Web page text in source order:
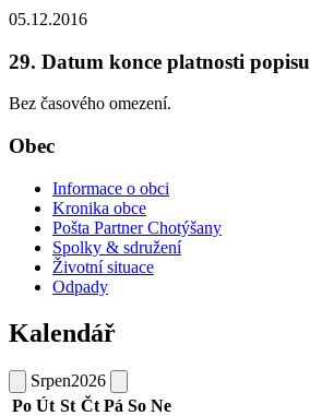
05.12.2016
29. Datum konce platnosti popisu
Bez časového omezení.
Obec
Informace o obci
Kronika obce
Pošta Partner Chotýšany
Spolky & sdružení
Životní situace
Odpady
Kalendář
Srpen2026
Po Út St Čt Pá So Ne